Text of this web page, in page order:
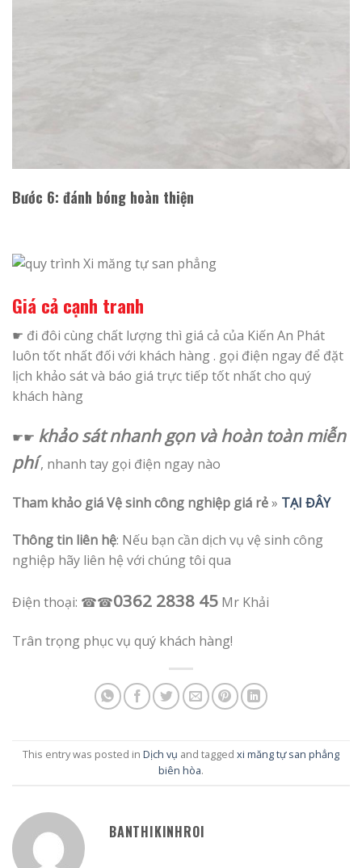
Bước 6: đánh bóng hoàn thiện
Giá cả cạnh tranh
☛ đi đôi cùng chất lượng thì giá cả của Kiến An Phát
luôn tốt nhất đối với khách hàng . gọi điện ngay để đặt
lịch khảo sát và báo giá trực tiếp tốt nhất cho quý
khách hàng
☛☛ khảo sát nhanh gọn và hoàn toàn miễn
phí, nhanh tay gọi điện ngay nào
Tham khảo giá Vệ sinh công nghiệp giá rẻ» TẠI ĐÂY
Thông tin liên hệ: Nếu bạn cần dịch vụ vệ sinh công
nghiệp hãy liên hệ với chúng tôi qua
Điện thoại: ☎☎0362 2838 45 Mr Khải
Trân trọng phục vụ quý khách hàng!
This entry was posted in Dịch vụ and tagged xi măng tự san phẳng
biên hòa.
BANTHIKINHROI